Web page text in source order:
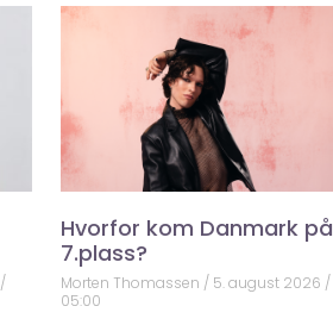
Hvorfor kom Danmark på
7.plass?
Morten Thomassen 5. august 2026
05:00